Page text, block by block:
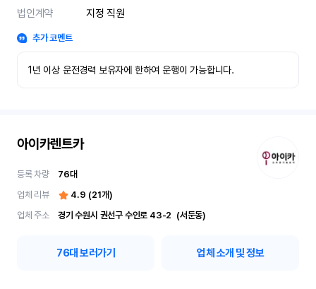
법인계약
지정 직원
추가 코멘트
1년 이상 운전경력 보유자에 한하여 운행이 가능합니다.
아이카렌트카
등록 차량 76대
업체 리뷰
4.9 (21개)
업체 주소
경기 수원시 권선구 수인로 43-2	(서둔동)
76대 보러가기 업체 소개 및 정보